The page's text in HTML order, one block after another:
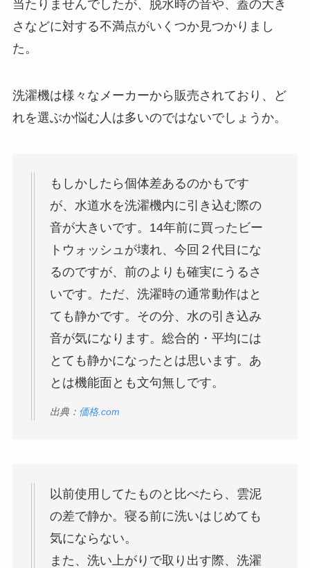
当たりませんでしたが、脱水時の音や、蓋の大き
さなどに対する不満点がいくつか見つかりまし
た。
洗濯機は様々なメーカーから販売されており、ど
れを選ぶか悩む人は多いのではないでしょうか。
もしかしたら個体差あるのかもです
が、水道水を洗濯機内に引き込む際の
音が大きいです。14年前に買ったビー
トウォッシュが壊れ、今回２代目にな
るのですが、前のよりも確実にうるさ
いです。ただ、洗濯時の通常動作はと
ても静かです。その分、水の引き込み
音が気になります。総合的・平均には
とても静かになったとは思います。あ
とは機能面とも文句無しです。
出典： 価格.com
以前使用してたものと比べたら、雲泥
の差で静か。寝る前に洗いはじめても
気にならない。
また、洗い上がりで取り出す際、洗濯